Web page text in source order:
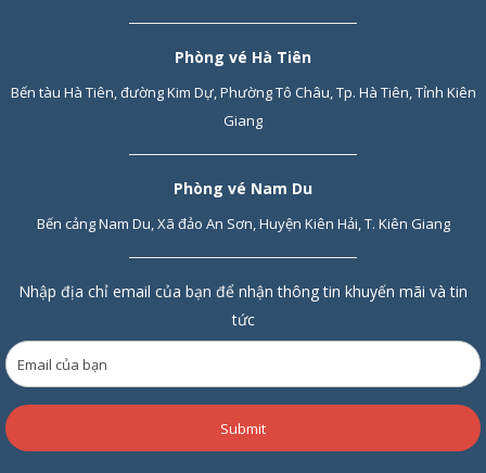
Phòng vé Hà Tiên
Bến tàu Hà Tiên, đường Kim Dự, Phường Tô Châu, Tp. Hà Tiên, Tỉnh Kiên
Giang
Phòng vé Nam Du
Bến cảng Nam Du, Xã đảo An Sơn, Huyện Kiên Hải, T. Kiên Giang
Nhập địa chỉ email của bạn để nhận thông tin khuyến mãi và tin
tức
Submit